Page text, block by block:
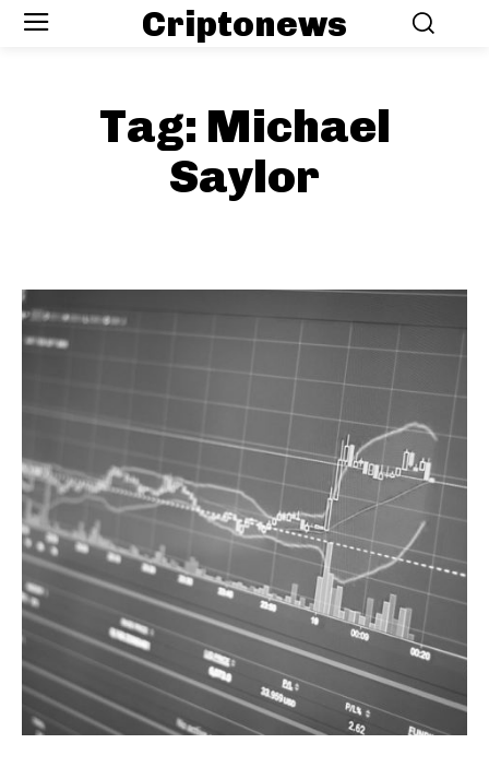
Criptonews
Tag: Michael
Saylor